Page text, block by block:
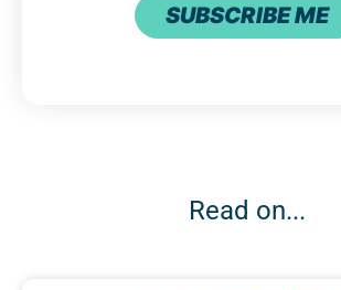
SUBSCRIBE ME
Read on...